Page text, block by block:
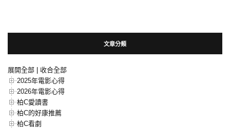
文章分類
展開全部 | 收合全部
2025年電影心得
2026年電影心得
柏C愛讀書
柏C的好康推薦
柏C看劇